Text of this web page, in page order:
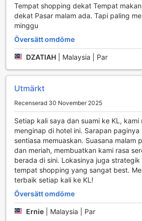
anländer tidigt eller behöver stanna lite
utcheckning. För den som är i behov
nödvändiga artiklar finns en
Hotellet erbjuder också daglig
rökplats kan gäster som röker också
Transportmöjligheter på The Grand
The Grand Campbell Hotel Kuala
gäster en bekväm och lättillgänglig
utforska den pulserande staden.
säker parkeringsplats där gäster kan
självparkering, vilket ger friheten att
man vill. Det är en perfekt lösning för
köra själva och upptäcka Kuala
sevärdheter i sin egen takt. Observera
parkeringsavgifter tillkommer, vilket
anläggningen är väl underhållen och
besökare.
Tempat shopping dekat Tempat
dekat Pasar malam ada. Tapi paling
minggu
Översätt omdöme
DZATIAH Malaysia | Par
Utmärkt
Recenserad 30 November 2025
Setiap kali saya dan suami ke KL, kami
menginap di hotel ini. Sarapan
sentiasa memuaskan. Suasana malam
dan meriah, membuatkan kami rasa
berada di sini. Lokasinya juga strategik
tempat shopping yang sangat best.
terbaik setiap kali ke KL!
Översätt omdöme
Ernie Malaysia | Par